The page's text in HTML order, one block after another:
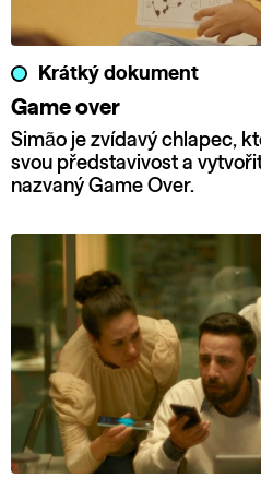
Krátký dokument
Game over
Simão je zvídavý chlapec,
svou představivost a
nazvaný Game Over.